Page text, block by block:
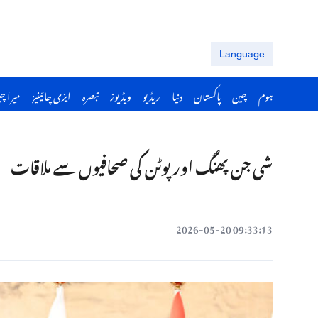
Language
ہوم چین پاکستان دنیا ریڈیو ویڈیوز تبصرہ ایزی چائینیز
شی جن پھنگ اور پوٹن کی صحافیوں سے ملاقات
09:33:13 2026-05-20